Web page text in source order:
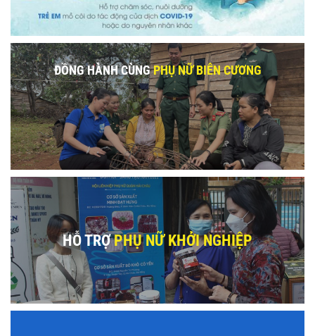
ĐỒNG HÀNH CÙNGPHỤ NỮ BIÊN CƯƠNG
HỖ TRỢPHỤ NỮ KHỞI NGHIỆP